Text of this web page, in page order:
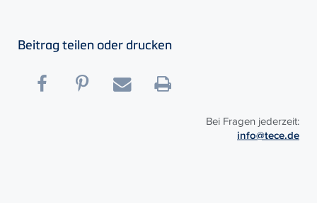
Beitrag teilen oder drucken
Bei Fragen jederzeit:
info@tece.de